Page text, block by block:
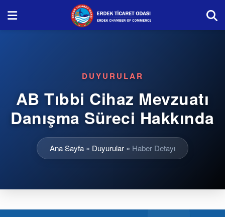
DUYURULAR
AB Tıbbi Cihaz Mevzuatı
Danışma Süreci Hakkında
Ana Sayfa » Duyurular » Haber Detayı